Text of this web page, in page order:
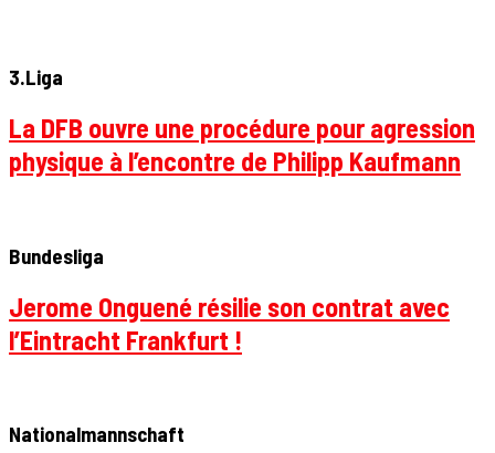
3.Liga
La DFB ouvre une procédure pour agression
physique à l’encontre de Philipp Kaufmann
Bundesliga
Jerome Onguené résilie son contrat avec
l’Eintracht Frankfurt !
Nationalmannschaft